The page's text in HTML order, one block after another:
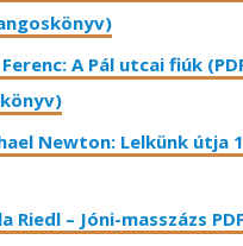
A Pál utcai fiúk
Newton: Lelkünk útja
Riedl – Jóni-masszázs PDF